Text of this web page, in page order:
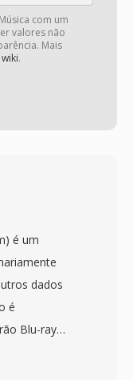
com um
valores não
Mais
wiki.
é um
dados
é
Blu-ray
pela